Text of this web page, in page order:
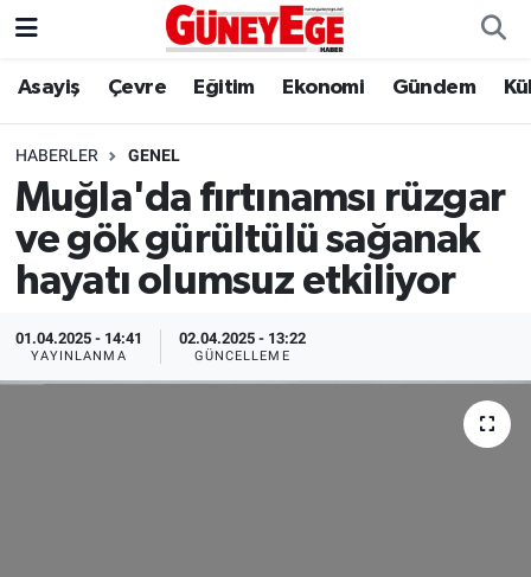
Asayiş Çevre Eğitim Ekonomi Gündem
HABERLER GENEL
Muğla'da fırtınamsı rüzgar
ve gök gürültülü sağanak
hayatı olumsuz etkiliyor
01.04.2025 - 14:41
YAYINLANMA
02.04.2025 - 13:22
GÜNCELLEME
Asayiş
Çevre
Eğitim
Ekonomi
Gündem
İstanbul Hava Durumu
İstanbul Trafik Yoğunluk Haritası
Süper Lig Puan Durumu ve Fikstür
Tüm Manşetler
Son Dakika Haberleri